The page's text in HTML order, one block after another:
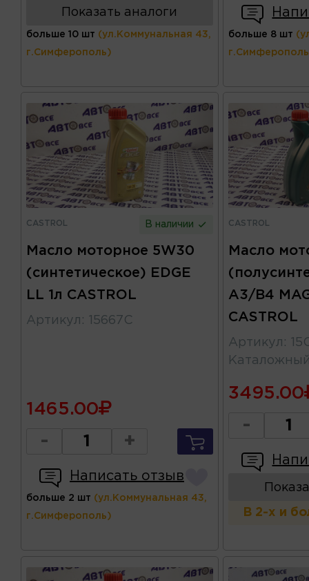
Показать аналоги
больше 10 шт (ул.Коммунальная 43,
г.Симферополь)
больше 8 шт
CASTROL В наличии
Масло моторное 5W30
(синтетическое) EDGE
LL 1л CASTROL
Артикул : 15667C
1465.00
- +
Написать отзыв
больше 2 шт (ул.Коммунальная 43,
г.Симферополь)
CASTROL
Масло
A3/B4
CASTROL
Артикул :
3495.00
-
В 2-х и